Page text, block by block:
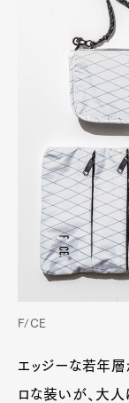
F/CE
エッジーな若年
ロな装いが、大人